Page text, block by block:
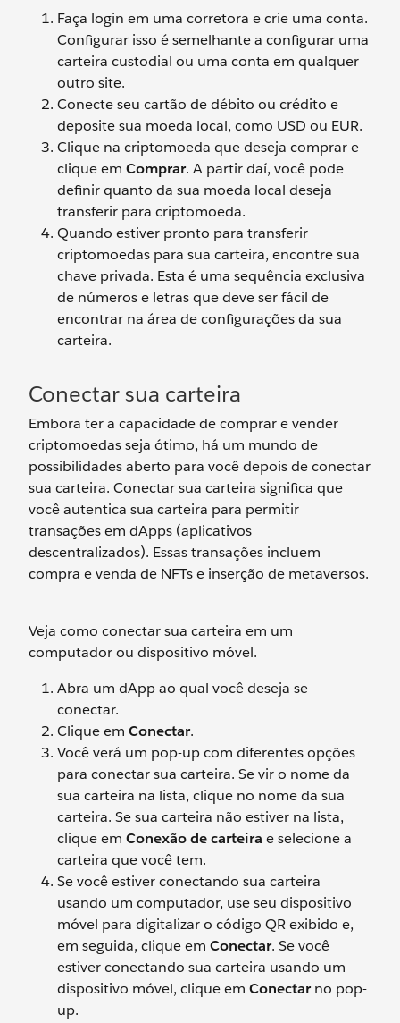
Faça login em uma corretora e crie uma conta.
Configurar isso é semelhante a configurar uma
carteira custodial ou uma conta em qualquer
outro site.
Conecte seu cartão de débito ou crédito e
deposite sua moeda local, como USD ou EUR.
Clique na criptomoeda que deseja comprar e
clique em Comprar. A partir daí, você pode
definir quanto da sua moeda local deseja
transferir para criptomoeda.
Quando estiver pronto para transferir
criptomoedas para sua carteira, encontre sua
chave privada. Esta é uma sequência exclusiva
de números e letras que deve ser fácil de
encontrar na área de configurações da sua
carteira.
Conectar sua carteira
Embora ter a capacidade de comprar e vender
criptomoedas seja ótimo, há um mundo de
possibilidades aberto para você depois de conectar
sua carteira. Conectar sua carteira significa que
você autentica sua carteira para permitir
transações em dApps (aplicativos
descentralizados). Essas transações incluem
compra e venda de NFTs e inserção de metaversos.
Veja como conectar sua carteira em um
computador ou dispositivo móvel.
Abra um dApp ao qual você deseja se
conectar.
Clique em Conectar.
Você verá um pop-up com diferentes opções
para conectar sua carteira. Se vir o nome da
sua carteira na lista, clique no nome da sua
carteira. Se sua carteira não estiver na lista,
clique em Conexão de carteira e selecione a
carteira que você tem.
Se você estiver conectando sua carteira
usando um computador, use seu dispositivo
móvel para digitalizar o código QR exibido e,
em seguida, clique em Conectar. Se você
estiver conectando sua carteira usando um
dispositivo móvel, clique em Conectarno pop-
up.